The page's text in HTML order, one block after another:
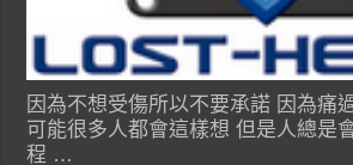
因為不想受傷所以不要承諾 因為痛
可能很多人都會這樣想 但是人總是
程 …